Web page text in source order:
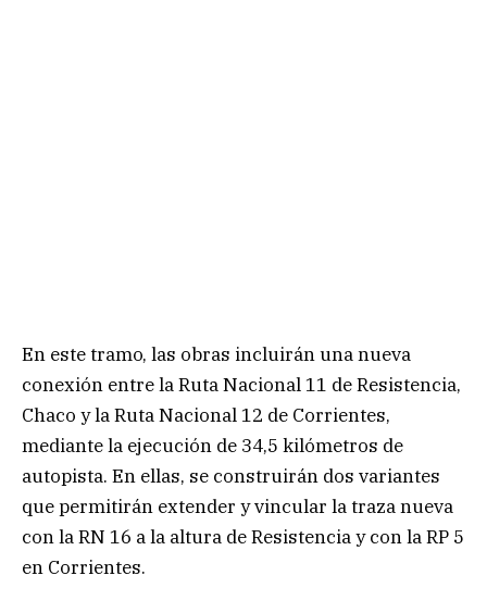
En este tramo, las obras incluirán una nueva
conexión entre la Ruta Nacional 11 de Resistencia,
Chaco y la Ruta Nacional 12 de Corrientes,
mediante la ejecución de 34,5 kilómetros de
autopista. En ellas, se construirán dos variantes
que permitirán extender y vincular la traza nueva
con la RN 16 a la altura de Resistencia y con la RP 5
en Corrientes.